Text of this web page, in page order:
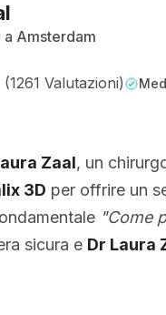
Amsterdam
(1261 Valutazioni)
Zaal, un
3D per offrire un
"Come
sicura e Dr Laura